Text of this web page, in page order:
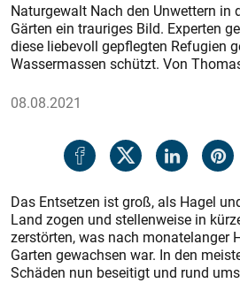
Naturgewalt Nach den Unwettern in
Gärten ein trauriges Bild. Experten
diese liebevoll gepflegten Refugien
Wassermassen schützt. Von
08.08.2021
Das Entsetzen ist groß, als Hagel
Land zogen und stellenweise in
zerstörten, was nach monatelanger
Garten gewachsen war. In den
Schäden nun beseitigt und rund